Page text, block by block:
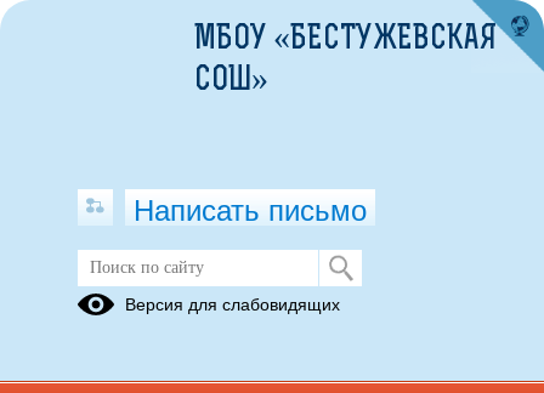
Учебный процесс
Олимпиады,
Функциональная
ПА -
МБОУ «БЕСТУЖЕВСКАЯ
СОШ»
Написать письмо
Версия для слабовидящих